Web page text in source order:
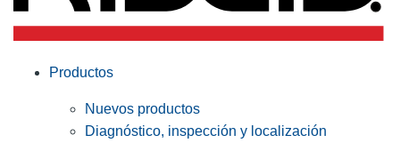
Productos
Nuevos productos
Diagnóstico, inspección y localización